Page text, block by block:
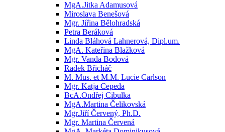
MgA.Jitka Adamusová
Miroslava Benešová
Mgr. Jiřina Bělohradská
Petra Beráková
Linda Bláhová Lahnerová, Dipl.um.
MgA. Kateřina Blažková
Mgr. Vanda Bodová
Radek Břicháč
M. Mus. et M.M. Lucie Carlson
Mgr. Katja Cepeda
BcA.Ondřej Cibulka
MgA.Martina Čelikovská
Mgr.Jiří Červený, Ph.D.
Mgr. Martina Červená